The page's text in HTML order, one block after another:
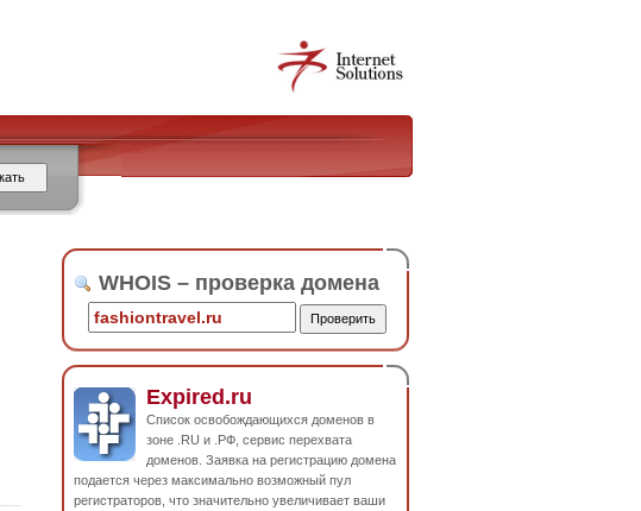
WHOIS – проверка домена
Expired.ru
Список освобождающихся доменов в
зоне .RU и .РФ, сервис перехвата
доменов. Заявка на регистрацию домена
подается через максимально возможный пул
регистраторов, что значительно увеличивает ваши